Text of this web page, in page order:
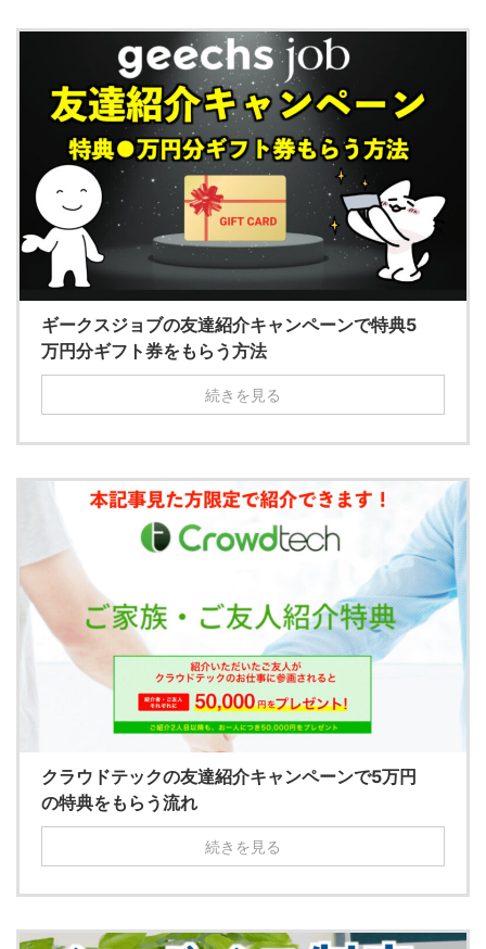
ギークスジョブの友達紹介キャンペーンで特典5
万円分ギフト券をもらう方法
続きを見る
クラウドテックの友達紹介キャンペーンで5万円
の特典をもらう流れ
続きを見る